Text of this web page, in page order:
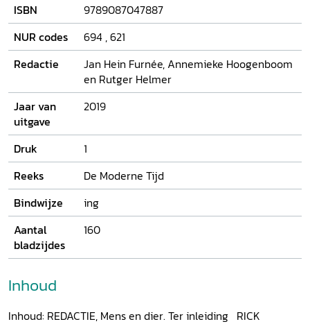
zoals in de vleesindustrie. De bijdragen gaan over dieren in
leven en werk van schrijvers als Bilderdijk en Heijermans,
de Diplodocus-diplomatie van Andrew Carnegie, het
hondenbeleid onder keizer Wilhelm II, praktijken en
debatten rondom het doden van dieren en observaties van
vogelliefhebbers die suggereerden dat in de natuur niet
uitsluitend de wet van de sterkste geldt.
ISBN
9789087047887
NUR codes
694 ,621
Redactie
Jan Hein Furnée, Annemieke Hoogenboom
en Rutger Helmer
Jaar van
uitgave
2019
Druk
1
Reeks
De Moderne Tijd
Bindwijze
ing
Aantal
bladzijdes
160
Inhoud
Inhoud: REDACTIE, Mens en dier. Ter inleiding RICK